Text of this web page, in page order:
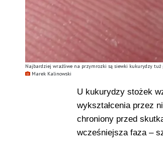
Najbardziej wrażliwe na przymrozki są siewki kukurydzy tuż
Marek Kalinowski
U kukurydzy stożek
wykształcenia przez
chroniony przed
wcześniejsza faza –